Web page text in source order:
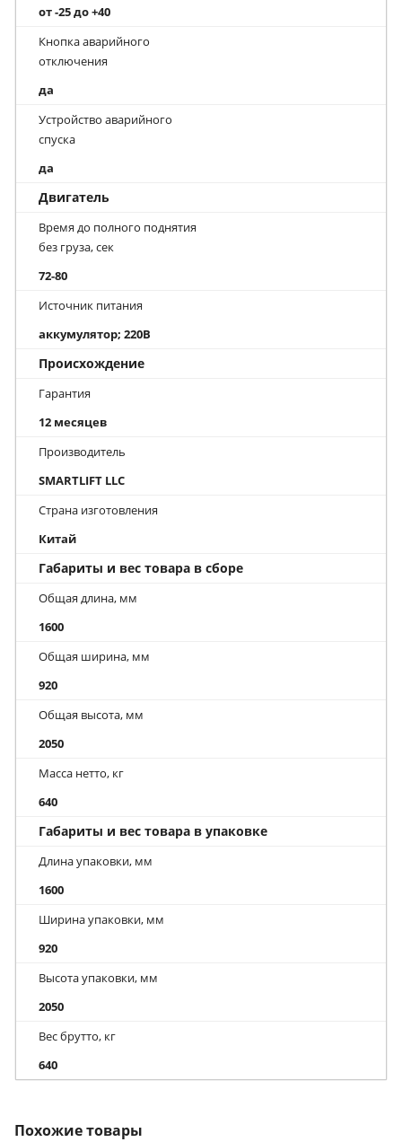
от -25 до +40
Кнопка аварийного
отключения
да
Устройство аварийного
спуска
да
Двигатель
Время до полного поднятия
без груза, сек
72-80
Источник питания
аккумулятор; 220В
Происхождение
Гарантия
12 месяцев
Производитель
SMARTLIFT LLC
Страна изготовления
Китай
Габариты и вес товара в сборе
Общая длина, мм
1600
Общая ширина, мм
920
Общая высота, мм
2050
Масса нетто, кг
640
Габариты и вес товара в упаковке
Длина упаковки, мм
1600
Ширина упаковки, мм
920
Высота упаковки, мм
2050
Вес брутто, кг
640
Похожие товары